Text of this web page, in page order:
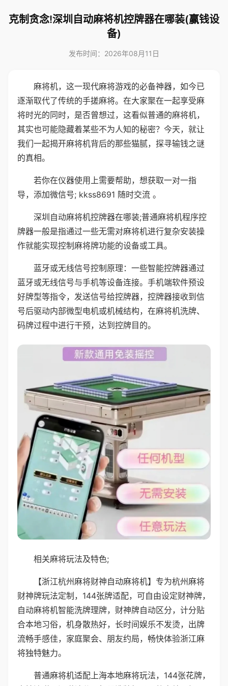
克制贪念!深圳自动麻将机控牌器在哪装(赢钱设
备)
发布时间：2026年08月11日
麻将机，这一现代麻将游戏的必备神器，如今已
逐渐取代了传统的手搓麻将。在大家聚在一起享受麻
将时光的同时，是否曾想过，这看似普通的麻将机，
其实也可能隐藏着某些不为人知的秘密？今天，就让
我们一起揭开麻将机背后的那些猫腻，探寻输钱之谜
的真相。
若你在仪器使用上需要帮助，想获取一对一指
导，添加微信号; kkss8691 随时交流 。
深圳自动麻将机控牌器在哪装;普通麻将机程序控
牌器一般是指通过一些无需对麻将机进行复杂安装操
作就能实现控制麻将牌功能的设备或工具。
蓝牙或无线信号控制原理：一些智能控牌器通过
蓝牙或无线信号与手机等设备连接。手机端软件预设
好牌型等指令，发送信号给控牌器，控牌器接收到信
号后驱动内部微型电机或机械结构，在麻将机洗牌、
码牌过程中进行干预，达到控牌目的。
相关麻将玩法及特色;
【浙江杭州麻将财神自动麻将机】专为杭州麻将
财神牌玩法定制，144张牌适配，可自由设定财神牌，
自动麻将机智能洗牌理牌，财神牌自动区分，计分贴
合本地习俗，机身散热好，长时间娱乐不发烫，出牌
流畅手感佳，家庭聚会、朋友约局，畅快体验浙江麻
将独特魅力。
普通麻将机适配上海本地麻将玩法，144张花牌，